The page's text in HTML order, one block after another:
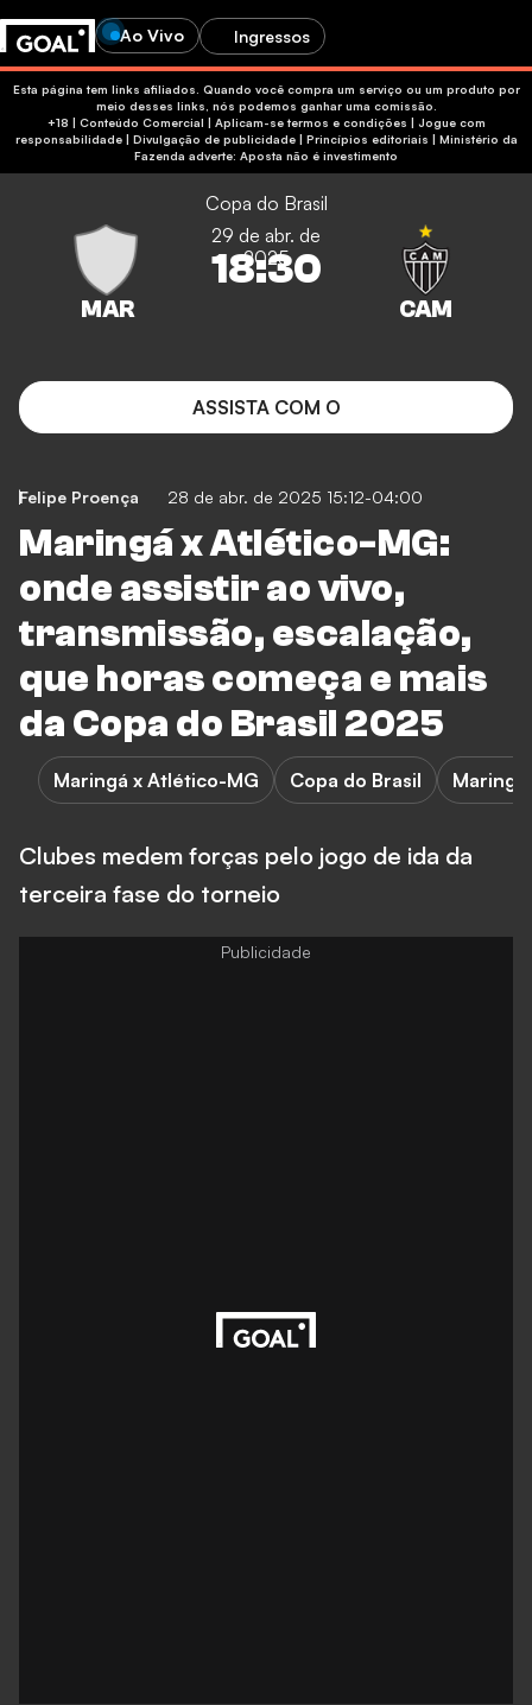
Ao Vivo Ingressos
Esta página tem links afiliados. Quando você compra um serviço ou um produto por
meio desses links, nós podemos ganhar uma comissão.
+18 | Conteúdo Comercial | Aplicam-se termos e condições | Jogue com
responsabilidade| Divulgação de publicidade| Princípios editoriais | Ministério da
Fazenda adverte: Aposta não é investimento
Copa do Brasil
29 de abr. de
2025
18:30
ASSISTA COM O
Felipe Proença 28 de abr. de 2025 15:12-04:00
Maringá x Atlético-MG:
onde assistir ao vivo,
transmissão, escalação,
que horas começa e mais
da Copa do Brasil 2025
Maringá x Atlético-MG Copa do Brasil Maringá
Clubes medem forças pelo jogo de ida da
terceira fase do torneio